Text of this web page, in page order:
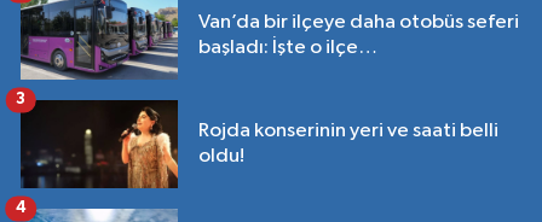
Van’da bir ilçeye daha otobüs seferi
başladı: İşte o ilçe…
Rojda konserinin yeri ve saati belli
oldu!
3
4